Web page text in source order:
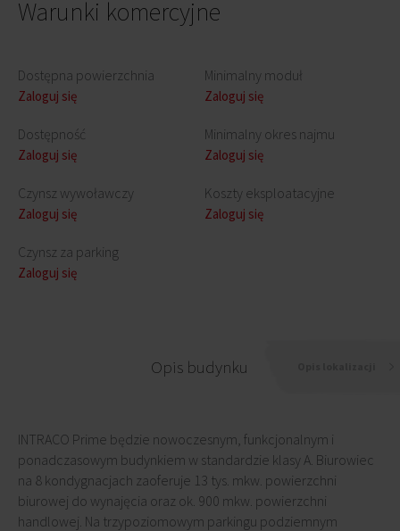
Warunki komercyjne
Dostępna powierzchnia
Zaloguj się
Dostępność
Zaloguj się
Czynsz wywoławczy
Zaloguj się
Czynsz za parking
Zaloguj się
Minimalny moduł
Zaloguj się
Minimalny okres najmu
Zaloguj się
Koszty eksploatacyjne
Zaloguj się
Opis budynku
INTRACO Prime będzie nowoczesnym, funkcjonalnym i
ponadczasowym budynkiem w standardzie klasy A. Biurowiec
na 8 kondygnacjach zaoferuje 13 tys. mkw. powierzchni
biurowej do wynajęcia oraz ok. 900 mkw. powierzchni
handlowej. Na trzypoziomowym parkingu podziemnym